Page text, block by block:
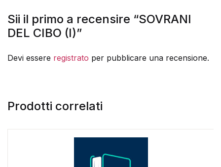
Sii il primo a recensire “SOVRANI
DEL CIBO (I)”
Devi essere registrato per pubblicare una recensione.
Prodotti correlati